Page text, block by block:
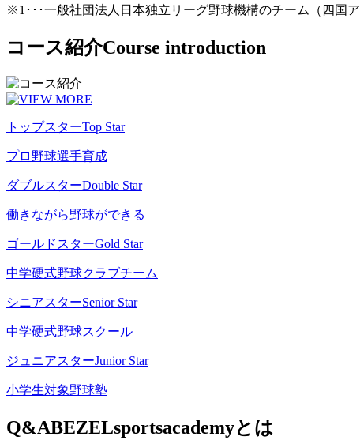
※1･･･一般社団法人日本独立リーグ野球機構のチーム（四国
コース紹介Course introduction
トップスターTop Star
プロ野球選手育成
ダブルスターDouble Star
働きながら野球ができる
ゴールドスターGold Star
中学硬式野球クラブチーム
シニアスターSenior Star
中学硬式野球スクール
ジュニアスターJunior Star
小学生対象野球塾
Q&ABEZELsportsacademyとは